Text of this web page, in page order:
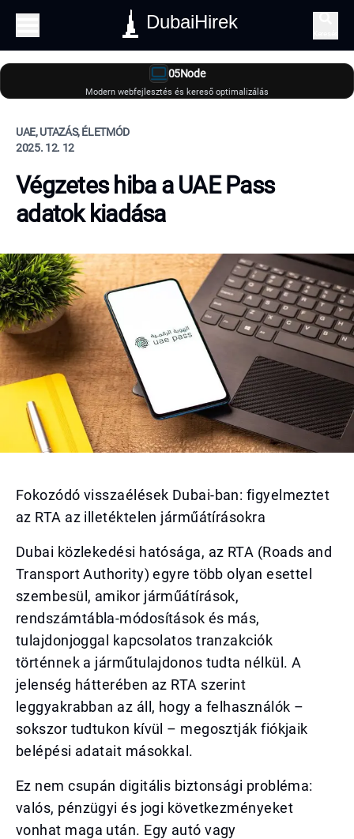
DubaiHirek
05Node
Modern webfejlesztés és kereső optimalizálás
UAE, UTAZÁS, ÉLETMÓD
2025. 12. 12
Végzetes hiba a UAE Pass
adatok kiadása
Fokozódó visszaélések Dubai-ban: figyelmeztet
az RTA az illetéktelen járműátírásokra
Dubai közlekedési hatósága, az RTA (Roads and
Transport Authority) egyre több olyan esettel
szembesül, amikor járműátírások,
rendszámtábla-módosítások és más,
tulajdonjoggal kapcsolatos tranzakciók
történnek a járműtulajdonos tudta nélkül. A
jelenség hátterében az RTA szerint
leggyakrabban az áll, hogy a felhasználók –
sokszor tudtukon kívül – megosztják fiókjaik
belépési adatait másokkal.
Ez nem csupán digitális biztonsági probléma:
valós, pénzügyi és jogi következményeket
vonhat maga után. Egy autó vagy